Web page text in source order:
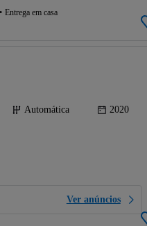
Entrega em casa
Automática 2020
Ver anúncios